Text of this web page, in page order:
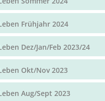
Frühjahr 2024
Dez/Jan/Feb 2023/24
Okt/Nov 2023
Aug/Sept 2023